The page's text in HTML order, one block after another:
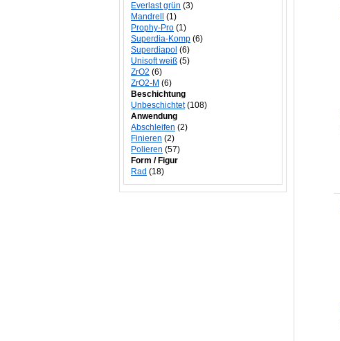
Everlast grün (3)
Mandrell
(1)
Prophy-Pro (1)
Superdia-Komp (6)
Superdiapol (6)
Unisoft weiß (5)
ZrO2 (6)
ZrO2-M (6)
Beschichtung
Unbeschichtet(108)
Anwendung
Abschleifen (2)
Finieren (2)
Polieren (57)
Form / Figur
Rad (18)